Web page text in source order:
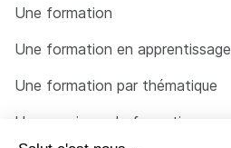
Une formation
Une formation en apprentissage
Une formation par thématique
Un organisme de formation